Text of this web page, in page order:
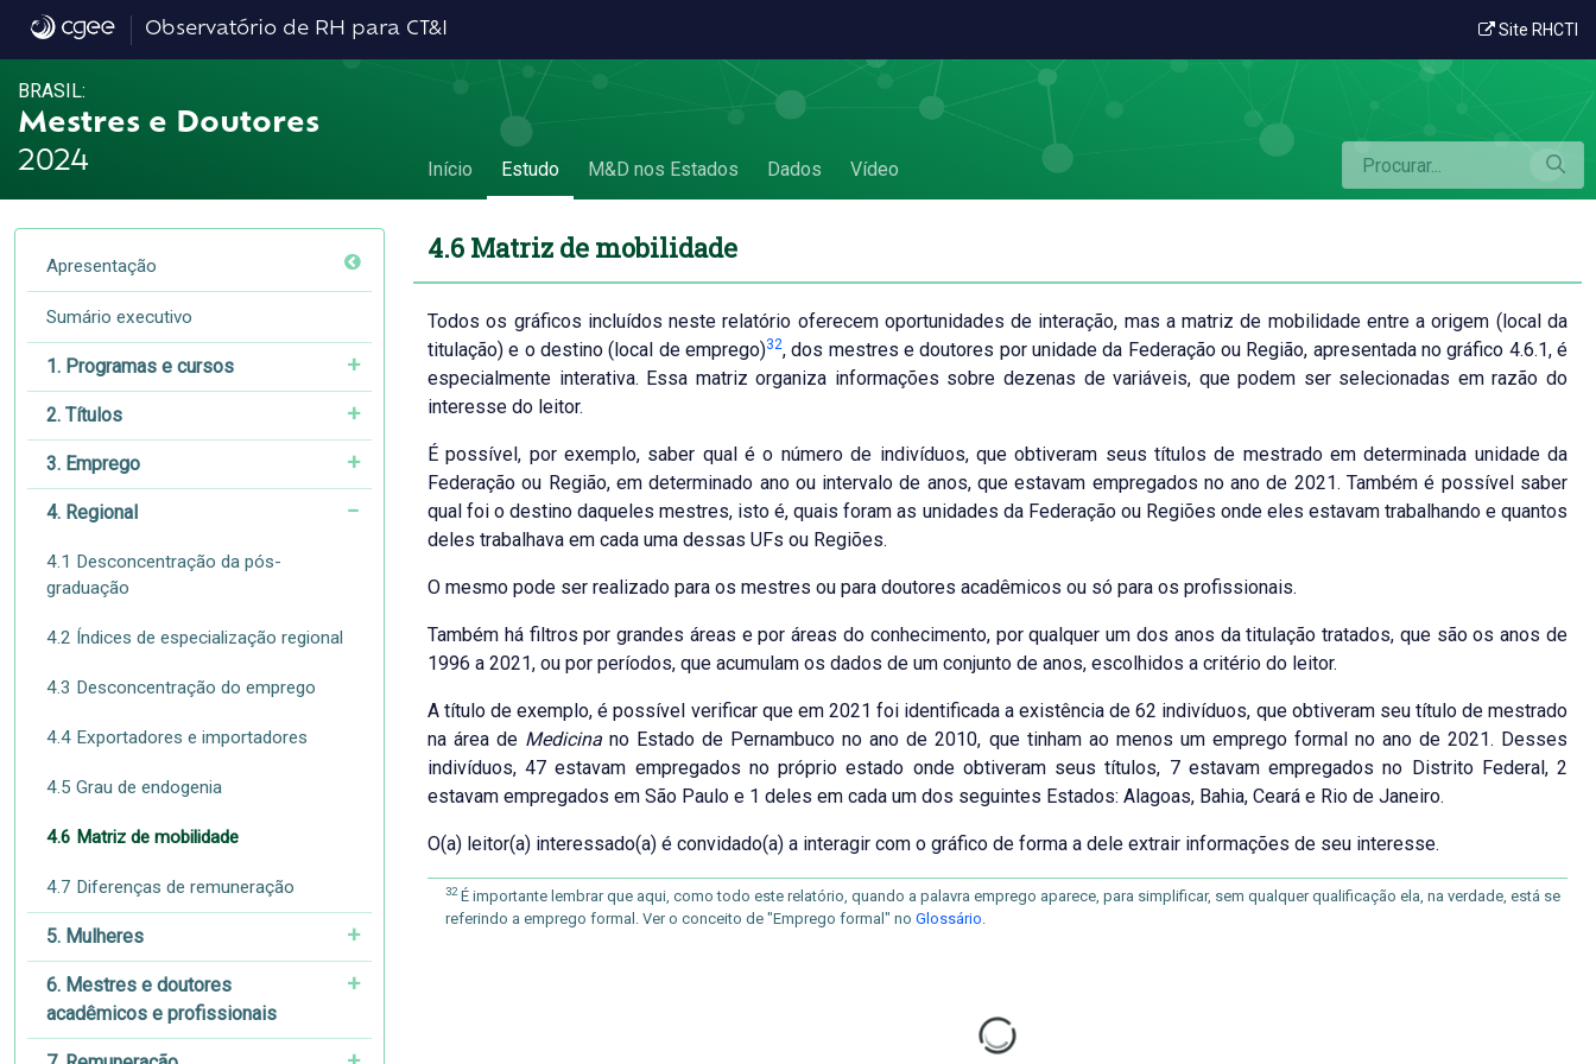
4.6 Matriz de mobilidade - 4.6 Matriz de mobilidade
Observatório de RH para CT&I Site RHCTI
BRASIL:
Mestres e Doutores
2024
Início Estudo M&D nos Estados Dados Vídeo
Apresentação
Sumário executivo
1. Programas e cursos
2. Títulos
3. Emprego
4. Regional
4.1 Desconcentração da pós-
graduação
4.2 Índices de especialização regional
4.3 Desconcentração do emprego
4.4 Exportadores e importadores
4.5 Grau de endogenia
4.6 Matriz de mobilidade
4.7 Diferenças de remuneração
5. Mulheres
6. Mestres e doutores
acadêmicos e profissionais
4.6 Matriz de mobilidade
Todos os gráficos incluídos neste relatório oferecem oportunidades de interação, mas a matriz de mobilidade entre a origem (local da
titulação) e o destino (local de emprego)32, dos mestres e doutores por unidade da Federação ou Região, apresentada no gráfico 4.6.1, é
especialmente interativa. Essa matriz organiza informações sobre dezenas de variáveis, que podem ser selecionadas em razão do
interesse do leitor.
É possível, por exemplo, saber qual é o número de indivíduos, que obtiveram seus títulos de mestrado em determinada unidade da
Federação ou Região, em determinado ano ou intervalo de anos, que estavam empregados no ano de 2021. Também é possível saber
qual foi o destino daqueles mestres, isto é, quais foram as unidades da Federação ou Regiões onde eles estavam trabalhando e quantos
deles trabalhava em cada uma dessas UFs ou Regiões.
O mesmo pode ser realizado para os mestres ou para doutores acadêmicos ou só para os profissionais.
Também há filtros por grandes áreas e por áreas do conhecimento, por qualquer um dos anos da titulação tratados, que são os anos de
1996 a 2021, ou por períodos, que acumulam os dados de um conjunto de anos, escolhidos a critério do leitor.
A título de exemplo, é possível verificar que em 2021 foi identificada a existência de 62 indivíduos, que obtiveram seu título de mestrado
na área de Medicina no Estado de Pernambuco no ano de 2010, que tinham ao menos um emprego formal no ano de 2021. Desses
indivíduos, 47 estavam empregados no próprio estado onde obtiveram seus títulos, 7 estavam empregados no Distrito Federal, 2
estavam empregados em São Paulo e 1 deles em cada um dos seguintes Estados: Alagoas, Bahia, Ceará e Rio de Janeiro.
O(a) leitor(a) interessado(a) é convidado(a) a interagir com o gráfico de forma a dele extrair informações de seu interesse.
32É importante lembrar que aqui, como todo este relatório, quando a palavra emprego aparece, para simplificar, sem qualquer qualificação ela, na verdade, está se
referindo a emprego formal. Ver o conceito de "Emprego formal" no Glossário.